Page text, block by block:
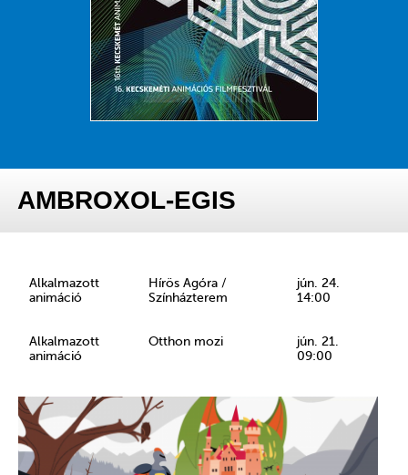
AMBROXOL-EGIS
Alkalmazott
animáció
Hírös Agóra /
Színházterem
jún. 24.
14:00
Alkalmazott
animáció
Otthon mozi
jún. 21.
09:00